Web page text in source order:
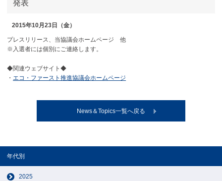
発表
2015年10月23日（金）
プレスリリース、当協議会ホームページ 他
※入選者には個別にご連絡します。
◆関連ウェブサイト◆
・エコ・ファースト推進協議会ホームページ
News＆Topics一覧へ戻る
年代別
2025